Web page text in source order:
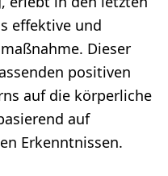
effektive und
Dieser
positiven
auf die körperliche
auf
Erkenntnissen.